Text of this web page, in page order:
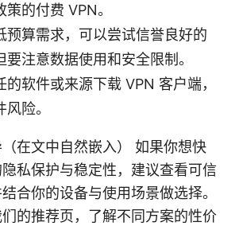
的付费 VPN。
预算需求，可以尝试信誉良好的
要注意数据使用和安全限制。
的软件或来源下载 VPN 客户端，
险。
在文中自然嵌入） 如果你想快
私保护与稳定性，建议查看可信
合你的设备与使用场景做选择。
的推荐页，了解不同方案的性价